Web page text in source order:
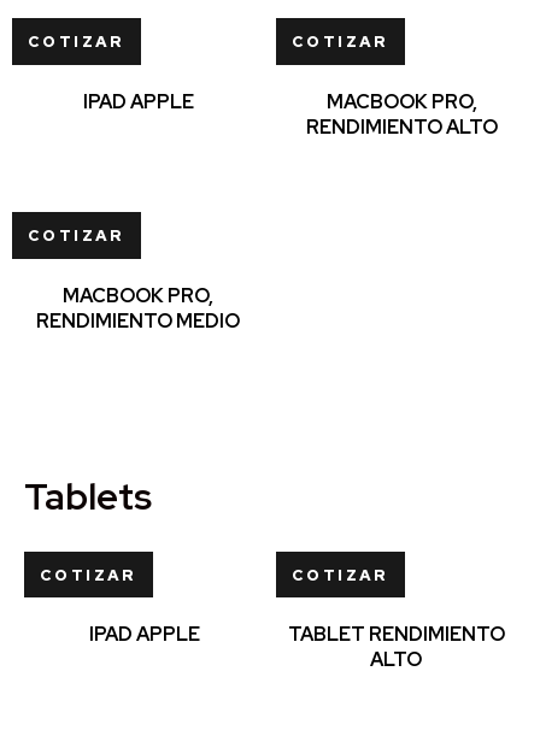
COTIZAR
IPAD APPLE
COTIZAR
MACBOOK PRO,
RENDIMIENTO ALTO
COTIZAR
MACBOOK PRO,
RENDIMIENTO MEDIO
Tablets
COTIZAR
IPAD APPLE
COTIZAR
TABLET RENDIMIENTO
ALTO